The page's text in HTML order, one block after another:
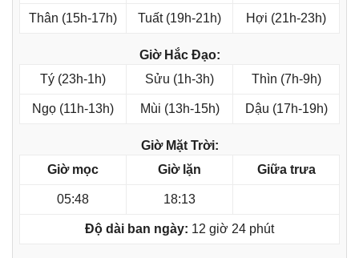
Thân (15h-17h) Tuất (19h-21h) Hợi (21h-23h)
Giờ Hắc Đạo:
Tý (23h-1h)
Sửu (1h-3h) Thìn (7h-9h)
Ngọ (11h-13h) Mùi (13h-15h) Dậu (17h-19h)
Giờ Mặt Trời:
Giờ mọc
Giờ lặn Giữa trưa
05:48 18:13
Độ dài ban ngày: 12 giờ 24 phút